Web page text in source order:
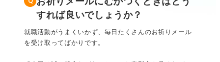
すれば良いでしょうか？
就職活動がうまくいかず、毎日たくさんのお祈りメール
を受け取ってばかりです。